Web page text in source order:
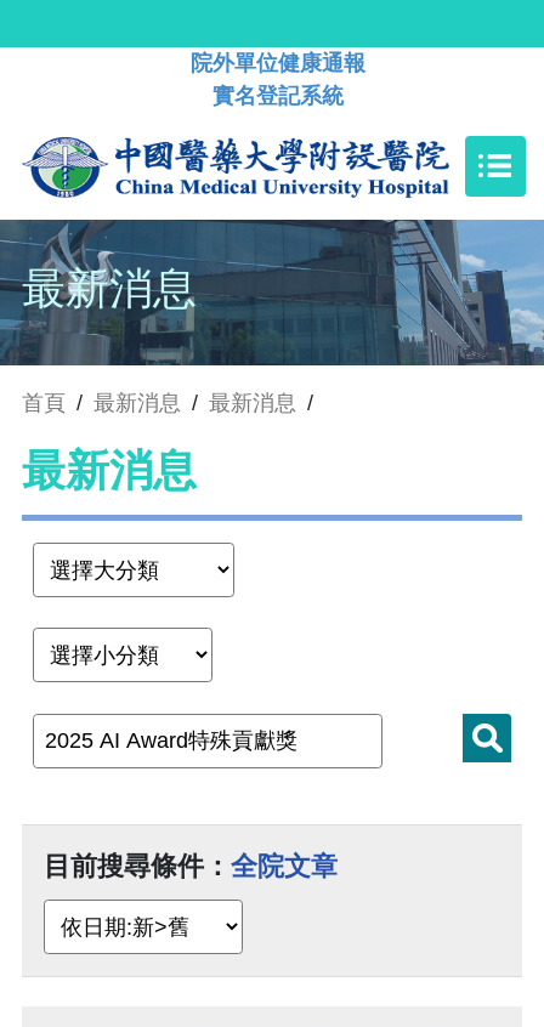
院外單位健康通報
實名登記系統
最新消息
首頁 / 最新消息 / 最新消息 /
最新消息
目前搜尋條件： 全院文章